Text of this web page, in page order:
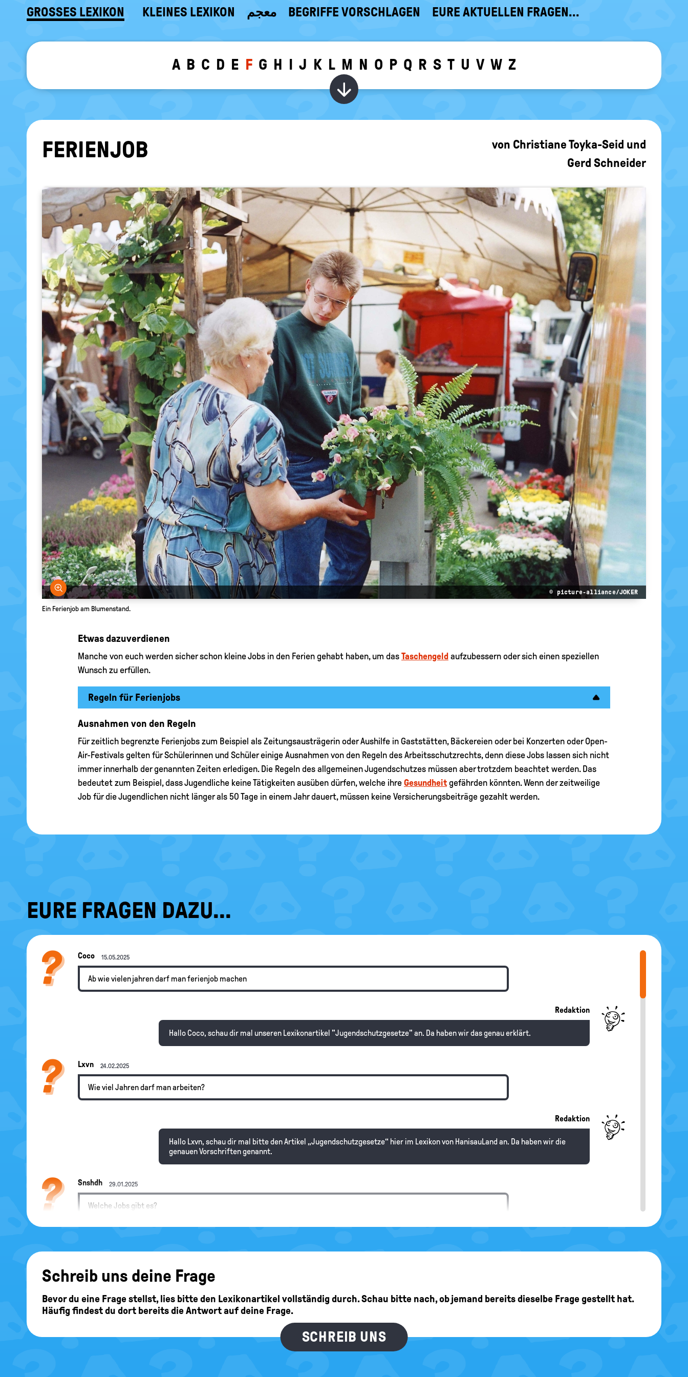
GROSSES LEXIKON KLEINES LEXIKON معجم BEGRIFFE VORSCHLAGEN EURE AKTUELLEN FRAGEN...
A B C D E F G H I J K L M N O P Q R S T U V W Z
Wörter zu dem gewählten Buchstaben ein-/
FE­RI­EN­JOB von Christiane Toyka-Seid und
Gerd Schneider
Bild vergrößern
© picture-alliance/JOKER
Ein Ferienjob am Blumenstand.
Etwas dazuverdienen
Manche von euch werden sicher schon kleine Jobs in den Ferien gehabt haben, um das Taschengeld aufzubessern oder sich einen speziellen
Wunsch zu erfüllen.
Regeln für Ferienjobs
Ausnahmen von den Regeln
Für zeitlich begrenzte Ferienjobs zum Beispiel als Zeitungsausträgerin oder Aushilfe in Gaststätten, Bäckereien oder bei Konzerten oder Open-
Air-Festivals gelten für Schülerinnen und Schüler einige Ausnahmen von den Regeln des Arbeitsschutzrechts, denn diese Jobs lassen sich nicht
immer innerhalb der genannten Zeiten erledigen. Die Regeln des allgemeinen Jugendschutzes müssen aber trotzdem beachtet werden. Das
bedeutet zum Beispiel, dass Jugendliche keine Tätigkeiten ausüben dürfen, welche ihre Gesundheitgefährden könnten. Wenn der zeitweilige
Job für die Jugendlichen nicht länger als 50 Tage in einem Jahr dauert, müssen keine Versicherungsbeiträge gezahlt werden.
EURE FRAGEN DAZU...
Coco 15.05.2025
Ab wie vielen jahren darf man ferienjob machen
Redaktion
Hallo Coco, schau dir mal unseren Lexikonartikel "Jugendschutzgesetze" an. Da haben wir das genau erklärt.
Lxvn 24.02.2025
Wie viel Jahren darf man arbeiten?
Redaktion
Hallo Lxvn, schau dir mal bitte den Artikel „Jugendschutzgesetze“ hier im Lexikon von HanisauLand an. Da haben wir die
genauen Vorschriften genannt.
Snshdh 29.01.2025
Welche Jobs gibt es?
Artikel "Jugendschutzgesetze" hier im Hanisauland-Lexikon an. Da erfährst du, welche Jobs du genau in welchem Alter
machen darfst.
Kghhg hHcgkvjh 29.01.2025
Schreib uns deine Frage
Bevor du eine Frage stellst, lies bitte den Lexikonartikel vollständig durch. Schau bitte nach, ob jemand bereits dieselbe Frage gestellt hat.
Häufig findest du dort bereits die Antwort auf deine Frage.
SCHREIB UNS